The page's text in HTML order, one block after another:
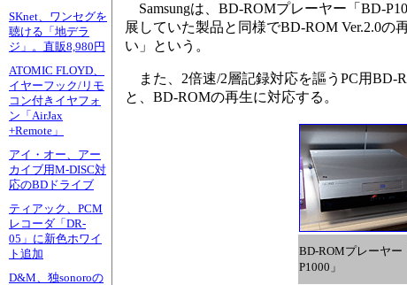
SKnet、ワンセグを
聴ける「地デラ
ジ」。直販8,980円
ATOMIC FLOYD、
イヤーフック/リモ
コン付きイヤフォ
ン「AirJax
+Remote」
アイ・オー、アー
カイブ用M-DISC対
応のBDドライブ
ティアック、PCM
レコーダ「DR-
05」に新色ホワイ
ト追加
D&M、独sonoroの
Samsungは、BD-ROMプレーヤー「BD-
展していた製品と同様でBD-ROM Ver.2.0の
い」という。
また、2倍速/2層記録対応を謳うPC用BD-
と、BD-ROMの再生に対応する。
BD-ROMプレーヤー
P1000」